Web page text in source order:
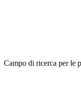
Campo di ricerca per le